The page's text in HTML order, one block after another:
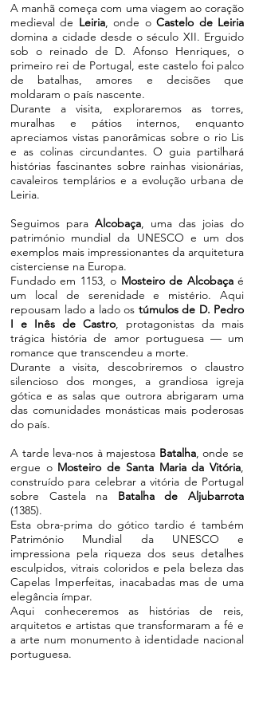
A manhã começa com uma viagem ao coração
medieval de Leiria, onde oCastelo de Leiria
domina a cidade desde o século XII. Erguido
sob o reinado de D. Afonso Henriques, o
primeiro rei de Portugal, este castelo foi palco
de batalhas, amores e decisões que
moldaram o país nascente.
Durante a visita, exploraremos as torres,
muralhas e pátios internos, enquanto
apreciamos vistas panorâmicas sobre o rio Lis
e as colinas circundantes. O guia partilhará
histórias fascinantes sobre rainhas visionárias,
cavaleiros templários e a evolução urbana de
Leiria.
Seguimos para Alcobaça, uma das joias do
património mundial da UNESCO e um dos
exemplos mais impressionantes da arquitetura
cisterciense na Europa.
Fundado em 1153, o Mosteiro de Alcobaçaé
um local de serenidade e mistério. Aqui
repousam lado a lado os túmulos de D. Pedro
I e Inês de Castro, protagonistas da mais
trágica história de amor portuguesa — um
romance que transcendeu a morte.
Durante a visita, descobriremos o claustro
silencioso dos monges, a grandiosa igreja
gótica e as salas que outrora abrigaram uma
das comunidades monásticas mais poderosas
do país.
A tarde leva-nos à majestosa Batalha, onde se
ergue o Mosteiro de Santa Maria da Vitória,
construído para celebrar a vitória de Portugal
sobre Castela na Batalha de Aljubarrota
(1385).
Esta obra-prima do gótico tardio é também
Património Mundial da UNESCO e
impressiona pela riqueza dos seus detalhes
esculpidos, vitrais coloridos e pela beleza das
Capelas Imperfeitas, inacabadas mas de uma
elegância ímpar.
Aqui conheceremos as histórias de reis,
arquitetos e artistas que transformaram a fé e
a arte num monumento à identidade nacional
portuguesa.